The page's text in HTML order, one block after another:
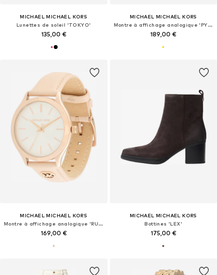
MICHAEL MICHAEL KORS
Lunettes de soleil 'TOKYO'
135,00 €
MICHAEL MICHAEL KORS
Montre à affichage analogique 'PYPER'
189,00 €
MICHAEL MICHAEL KORS
Montre à affichage analogique 'RUNWAY'
169,00 €
MICHAEL MICHAEL KORS
Bottines 'LEX'
175,00 €